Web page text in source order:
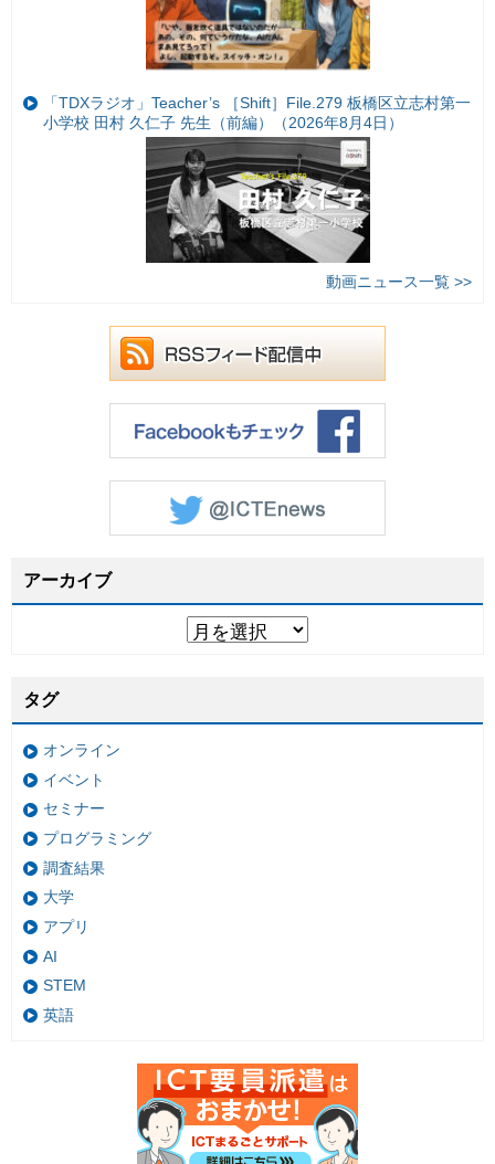
「TDXラジオ」Teacher’s ［Shift］File.279 板橋区立志村第一
小学校 田村 久仁子 先生（前編）（2026年8月4日）
動画ニュース一覧 >>
アーカイブ
タグ
オンライン
イベント
セミナー
プログラミング
調査結果
大学
アプリ
AI
STEM
英語